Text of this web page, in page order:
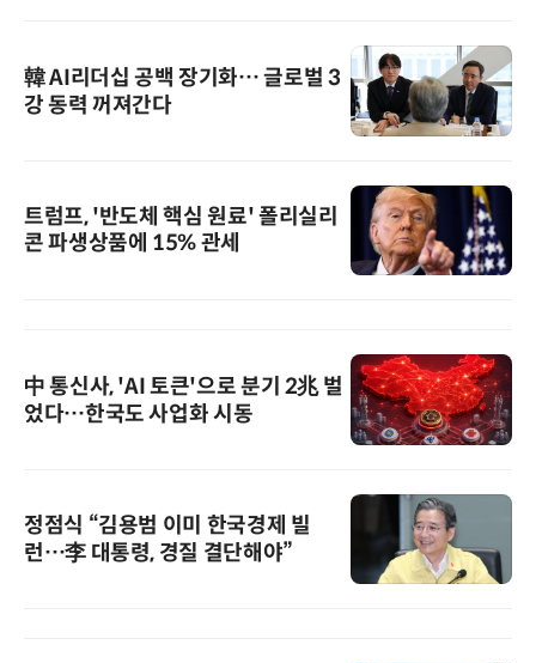
韓 AI리더십 공백 장기화… 글로벌 3
강 동력 꺼져간다
트럼프, '반도체 핵심 원료' 폴리실리
콘 파생상품에 15% 관세
中 통신사, 'AI 토큰'으로 분기 2兆 벌
었다…한국도 사업화 시동
정점식 “김용범 이미 한국경제 빌
런…李 대통령, 경질 결단해야”